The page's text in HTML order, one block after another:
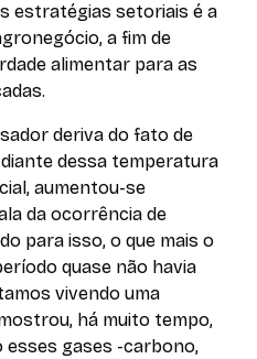
estratégias setoriais é a
a fim de
alimentar para as
deriva do fato de
dessa temperatura
aumentou-se
da ocorrência de
para isso, o que mais o
quase não havia
vivendo uma
há muito tempo,
gases -carbono,